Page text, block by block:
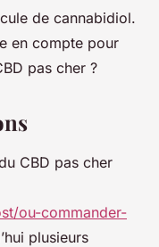
de cannabidiol.
en compte pour
pas cher ?
CBD pas cher
ou-commander-
plusieurs